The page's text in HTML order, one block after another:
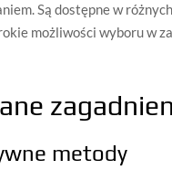
Są dostępne w
możliwości wyboru w
metody